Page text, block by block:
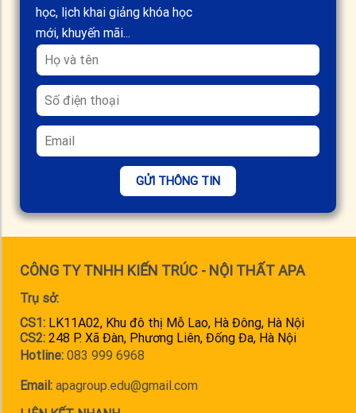
học, lịch khai giảng khóa học
mới, khuyến mãi...
GỬI THÔNG TIN
CÔNG TY TNHH KIẾN TRÚC - NỘI THẤT APA
Trụ sở:
CS1: LK11A02, Khu đô thị Mỗ Lao, Hà Đông, Hà Nội
CS2: 248 P. Xã Đàn, Phương Liên, Đống Đa, Hà Nội
Hotline: 083 999 6968
Email: apagroup.edu@gmail.com